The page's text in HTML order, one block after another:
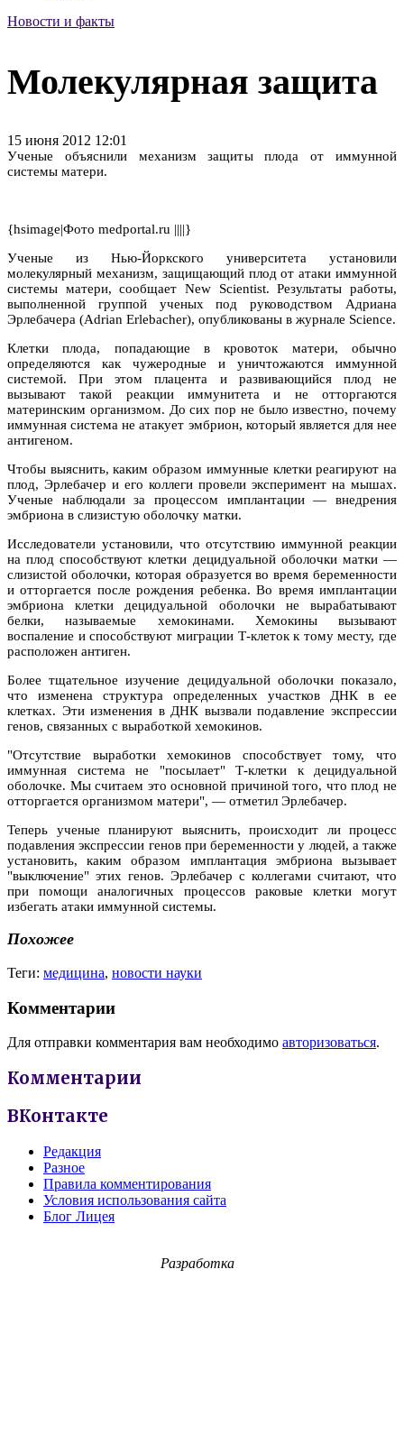
Новости и факты
Молекулярная защита
15 июня 2012 12:01
Ученые объяснили механизм защиты плода от иммунной
системы матери.
{hsimage|Фото medportal.ru ||||}
Ученые из Нью-Йоркского университета установили
молекулярный механизм, защищающий плод от атаки иммунной
системы матери, сообщает New Scientist. Результаты работы,
выполненной группой ученых под руководством Адриана
Эрлебачера (Adrian Erlebacher), опубликованы в журнале Science.
Клетки плода, попадающие в кровоток матери, обычно
определяются как чужеродные и уничтожаются иммунной
системой. При этом плацента и развивающийся плод не
вызывают такой реакции иммунитета и не отторгаются
материнским организмом. До сих пор не было известно, почему
иммунная система не атакует эмбрион, который является для нее
антигеном.
Чтобы выяснить, каким образом иммунные клетки реагируют на
плод, Эрлебачер и его коллеги провели эксперимент на мышах.
Ученые наблюдали за процессом имплантации — внедрения
эмбриона в слизистую оболочку матки.
Исследователи установили, что отсутствию иммунной реакции
на плод способствуют клетки децидуальной оболочки матки —
слизистой оболочки, которая образуется во время беременности
и отторгается после рождения ребенка. Во время имплантации
эмбриона клетки децидуальной оболочки не вырабатывают
белки, называемые хемокинами. Хемокины вызывают
воспаление и способствуют миграции Т-клеток к тому месту, где
расположен антиген.
Более тщательное изучение децидуальной оболочки показало,
что изменена структура определенных участков ДНК в ее
клетках. Эти изменения в ДНК вызвали подавление экспрессии
генов, связанных с выработкой хемокинов.
"Отсутствие выработки хемокинов способствует тому, что
иммунная система не "посылает" Т-клетки к децидуальной
оболочке. Мы считаем это основной причиной того, что плод не
отторгается организмом матери", — отметил Эрлебачер.
Теперь ученые планируют выяснить, происходит ли процесс
подавления экспрессии генов при беременности у людей, а также
установить, каким образом имплантация эмбриона вызывает
"выключение" этих генов. Эрлебачер с коллегами считают, что
при помощи аналогичных процессов раковые клетки могут
избегать атаки иммунной системы.
Похожее
Теги: медицина, новости науки
Комментарии
Для отправки комментария вам необходимо авторизоваться.
Комментарии
ВКонтакте
Редакция
Разное
Правила комментирования
Условия использования сайта
Блог Лицея
Разработка